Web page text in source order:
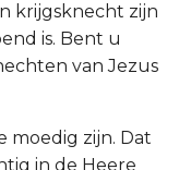
krijgsknecht zijn
is. Bent u
van Jezus
moedig zijn. Dat
in de Heere